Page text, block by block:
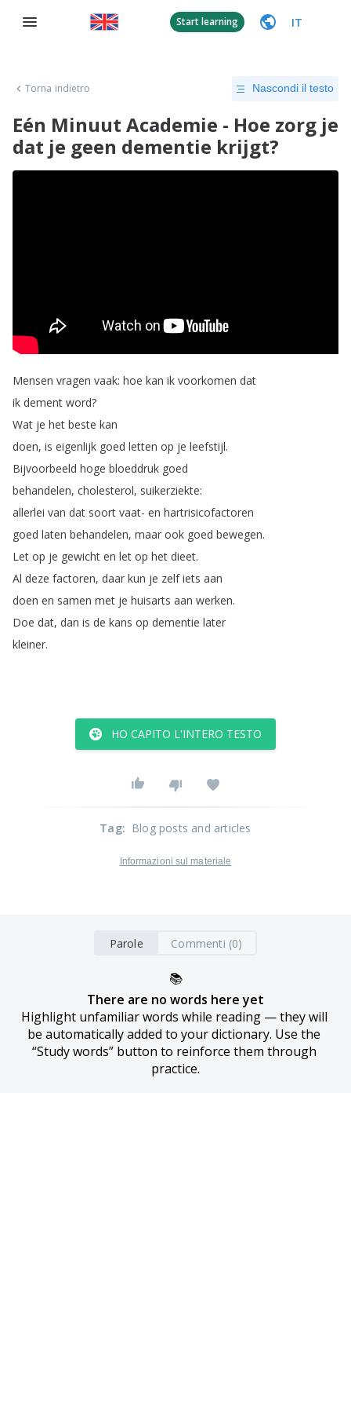
Start learning IT
Torna indietro Nascondi il testo
Eén Minuut Academie - Hoe zorg je
dat je geen dementie krijgt?
Mensen vragen vaak: hoe kan ik voorkomen dat
ik dement word?
Wat je het beste kan
doen, is eigenlijk goed letten op je leefstijl.
Bijvoorbeeld hoge bloeddruk goed
behandelen, cholesterol, suikerziekte:
allerlei van dat soort vaat- en hartrisicofactoren
goed laten behandelen, maar ook goed bewegen.
Let op je gewicht en let op het dieet.
Al deze factoren, daar kun je zelf iets aan
doen en samen met je huisarts aan werken.
Doe dat, dan is de kans op dementie later
kleiner.
HO CAPITO L'INTERO TESTO
Tag: Blog posts and articles
Informazioni sul materiale
Parole Commenti (0)
📚
There are no words here yet
Highlight unfamiliar words while reading — they will
be automatically added to your dictionary. Use the
“Study words” button to reinforce them through
practice.